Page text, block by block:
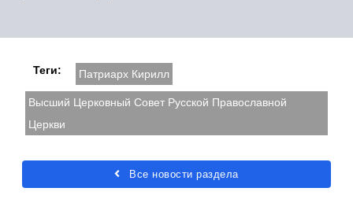
Теги: Патриарх Кирилл
Высший Церковный Совет Русской Православной
Церкви
Все новости раздела